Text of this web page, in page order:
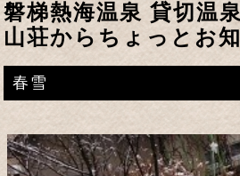
磐梯熱海温泉 貸切温
山荘からちょっとお
春雪